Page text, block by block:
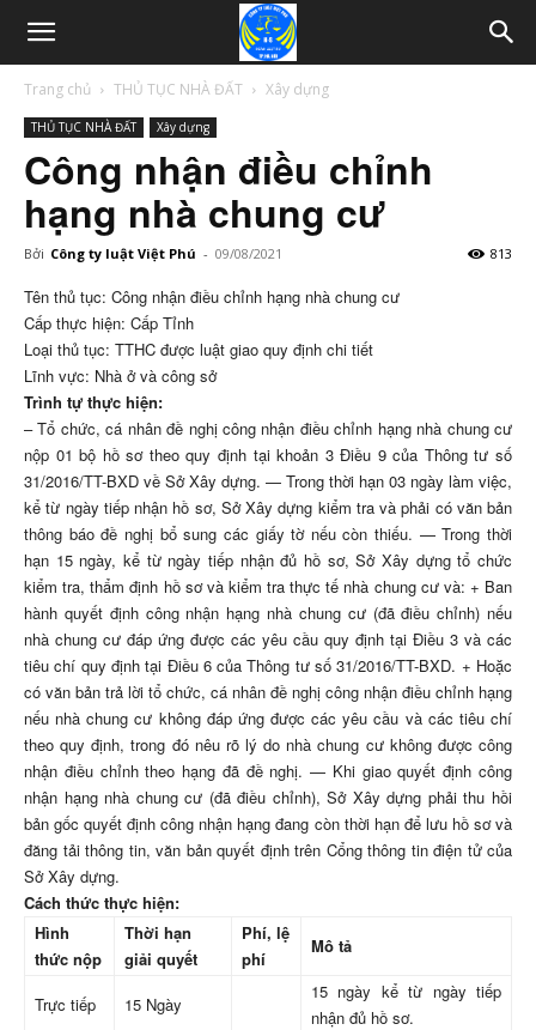
Trang chủ THỦ TỤC NHÀ ĐẤT Xây dựng
THỦ TỤC NHÀ ĐẤT Xây dựng
Công nhận điều chỉnh
hạng nhà chung cư
Bởi Công ty luật Việt Phú - 09/08/2021 813
Tên thủ tục: Công nhận điều chỉnh hạng nhà chung cư
Cấp thực hiện: Cấp Tỉnh
Loại thủ tục: TTHC được luật giao quy định chi tiết
Lĩnh vực: Nhà ở và công sở
Trình tự thực hiện:
– Tổ chức, cá nhân đề nghị công nhận điều chỉnh hạng nhà chung cư
nộp 01 bộ hồ sơ theo quy định tại khoản 3 Điều 9 của Thông tư số
31/2016/TT-BXD về Sở Xây dựng. — Trong thời hạn 03 ngày làm việc,
kể từ ngày tiếp nhận hồ sơ, Sở Xây dựng kiểm tra và phải có văn bản
thông báo đề nghị bổ sung các giấy tờ nếu còn thiếu. — Trong thời
hạn 15 ngày, kể từ ngày tiếp nhận đủ hồ sơ, Sở Xây dựng tổ chức
kiểm tra, thẩm định hồ sơ và kiểm tra thực tế nhà chung cư và: + Ban
hành quyết định công nhận hạng nhà chung cư (đã điều chỉnh) nếu
nhà chung cư đáp ứng được các yêu cầu quy định tại Điều 3 và các
tiêu chí quy định tại Điều 6 của Thông tư số 31/2016/TT-BXD. + Hoặc
có văn bản trả lời tổ chức, cá nhân đề nghị công nhận điều chỉnh hạng
nếu nhà chung cư không đáp ứng được các yêu cầu và các tiêu chí
theo quy định, trong đó nêu rõ lý do nhà chung cư không được công
nhận điều chỉnh theo hạng đã đề nghị. — Khi giao quyết định công
nhận hạng nhà chung cư (đã điều chỉnh), Sở Xây dựng phải thu hồi
bản gốc quyết định công nhận hạng đang còn thời hạn để lưu hồ sơ và
đăng tải thông tin, văn bản quyết định trên Cổng thông tin điện tử của
Sở Xây dựng.
Cách thức thực hiện:
Hình
thức nộp
Thời hạn
giải quyết
Phí, lệ
phí
Mô tả
Trực tiếp 15 Ngày
15 ngày kể từ ngày tiếp
nhận đủ hồ sơ.